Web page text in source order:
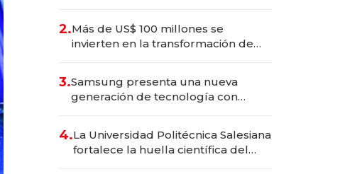
2.Más de US$ 100 millones se
invierten en la transformación de
3.Samsung presenta una nueva
generación de tecnología con
4.La Universidad Politécnica Salesiana
fortalece la huella científica del